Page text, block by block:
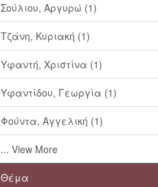
Σούλιου, Αργυρώ (1)
Τζάνη, Κυριακή (1)
Υφαντή, Χριστίνα (1)
Υφαντίδου, Γεωργία (1)
Φούντα, Αγγελική (1)
... View More
Θέμα